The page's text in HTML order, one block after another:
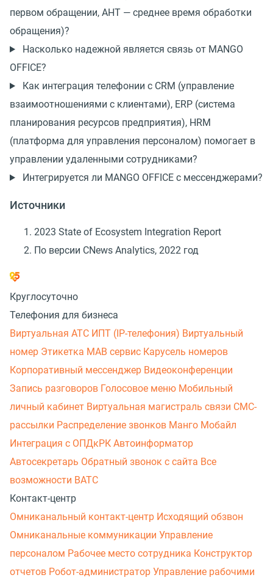
первом обращении, AHT — среднее время обработки
обращения)?
Насколько надежной является связь от MANGO
OFFICE?
Как интеграция телефонии с CRM (управление
взаимоотношениями с клиентами), ERP (система
планирования ресурсов предприятия), HRM
(платформа для управления персоналом) помогает в
управлении удаленными сотрудниками?
Интегрируется ли MANGO OFFICE с мессенджерами?
Источники
2023 State of Ecosystem Integration Report
По версии CNews Analytics, 2022 год
Круглосуточно
Телефония для бизнеса
Виртуальная АТС ИПТ (IP-телефония) Виртуальный
номер Этикетка МАВ сервис Карусель номеров
Корпоративный мессенджер Видеоконференции
Запись разговоров Голосовое меню Мобильный
личный кабинет Виртуальная магистраль связи СМС-
рассылки Распределение звонков Манго Мобайл
Интеграция с ОПДкРК Автоинформатор
Автосекретарь Обратный звонок с сайта Все
возможности ВАТС
Контакт-центр
Омниканальный контакт-центр Исходящий обзвон
Омниканальные коммуникации Управление
персоналом Рабочее место сотрудника Конструктор
отчетов Робот-администратор Управление рабочими